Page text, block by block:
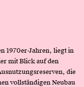
1970er-Jahren, liegt in
mit Blick auf den
die
vollständigen Neubau